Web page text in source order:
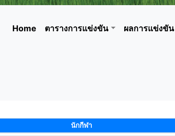
Home ตารางการแข่งขัน ผลการแข่งขัน
นักกีฬา